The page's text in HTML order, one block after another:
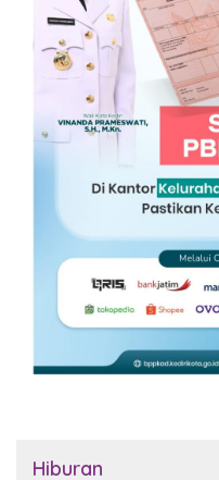
Hiburan